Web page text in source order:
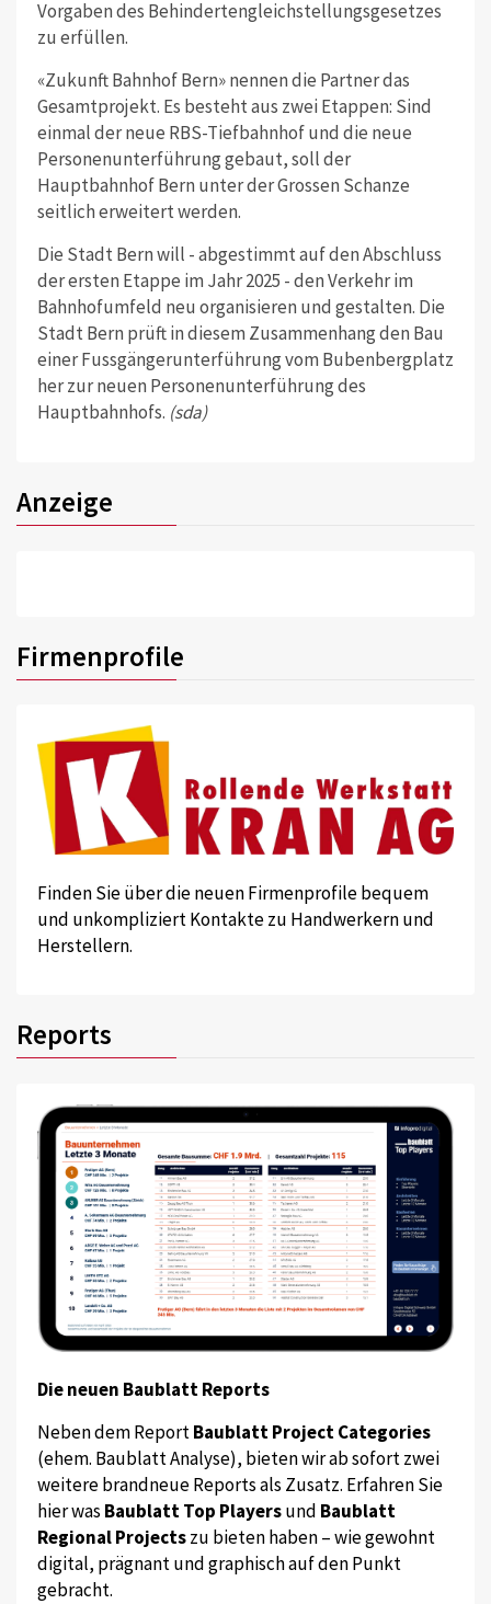
Vorgaben des Behindertengleichstellungsgesetzes
zu erfüllen.
«Zukunft Bahnhof Bern» nennen die Partner das
Gesamtprojekt. Es besteht aus zwei Etappen: Sind
einmal der neue RBS-Tiefbahnhof und die neue
Personenunterführung gebaut, soll der
Hauptbahnhof Bern unter der Grossen Schanze
seitlich erweitert werden.
Die Stadt Bern will - abgestimmt auf den Abschluss
der ersten Etappe im Jahr 2025 - den Verkehr im
Bahnhofumfeld neu organisieren und gestalten. Die
Stadt Bern prüft in diesem Zusammenhang den Bau
einer Fussgängerunterführung vom Bubenbergplatz
her zur neuen Personenunterführung des
Hauptbahnhofs. (sda)
Anzeige
Firmenprofile
Finden Sie über die neuen Firmenprofile bequem
und unkompliziert Kontakte zu Handwerkern und
Herstellern.
Reports
Die neuen Baublatt Reports
Neben dem ReportBaublatt Project Categories
(ehem. Baublatt Analyse), bieten wir ab sofort zwei
weitere brandneue Reports als Zusatz. Erfahren Sie
hier was Baublatt Top Playersund Baublatt
Regional Projectszu bieten haben – wie gewohnt
digital, prägnant und graphisch auf den Punkt
gebracht.